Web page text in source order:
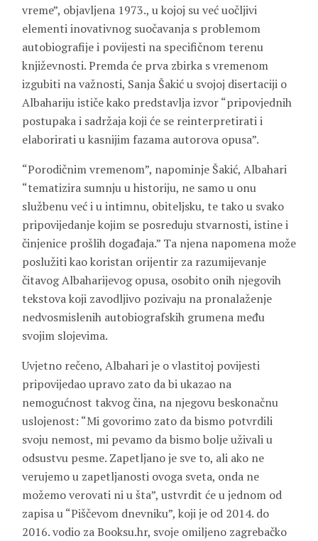
vreme”, objavljena 1973., u kojoj su već uočljivi
elementi inovativnog suočavanja s problemom
autobiografije i povijesti na specifičnom terenu
književnosti. Premda će prva zbirka s vremenom
izgubiti na važnosti, Sanja Šakić u svojoj disertaciji o
Albahariju ističe kako predstavlja izvor “pripovjednih
postupaka i sadržaja koji će se reinterpretirati i
elaborirati u kasnijim fazama autorova opusa”.
“Porodičnim vremenom”, napominje Šakić, Albahari
“tematizira sumnju u historiju, ne samo u onu
službenu već i u intimnu, obiteljsku, te tako u svako
pripovijedanje kojim se posreduju stvarnosti, istine i
činjenice prošlih događaja.” Ta njena napomena može
poslužiti kao koristan orijentir za razumijevanje
čitavog Albaharijevog opusa, osobito onih njegovih
tekstova koji zavodljivo pozivaju na pronalaženje
nedvosmislenih autobiografskih grumena među
svojim slojevima.
Uvjetno rečeno, Albahari je o vlastitoj povijesti
pripovijedao upravo zato da bi ukazao na
nemogućnost takvog čina, na njegovu beskonačnu
uslojenost: “Mi govorimo zato da bismo potvrdili
svoju nemost, mi pevamo da bismo bolje uživali u
odsustvu pesme. Zapetljano je sve to, ali ako ne
verujemo u zapetljanosti ovoga sveta, onda ne
možemo verovati ni u šta”, ustvrdit će u jednom od
zapisa u “Piščevom dnevniku”, koji je od 2014. do
2016. vodio za Booksu.hr, svoje omiljeno zagrebačko